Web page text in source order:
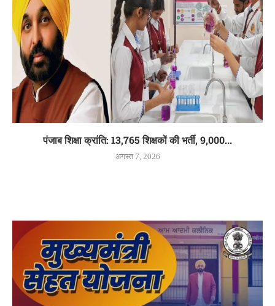
पंजाब शिक्षा क्रांति: 13,765 शिक्षकों की भर्ती, 9,000...
अगस्त 7, 2026